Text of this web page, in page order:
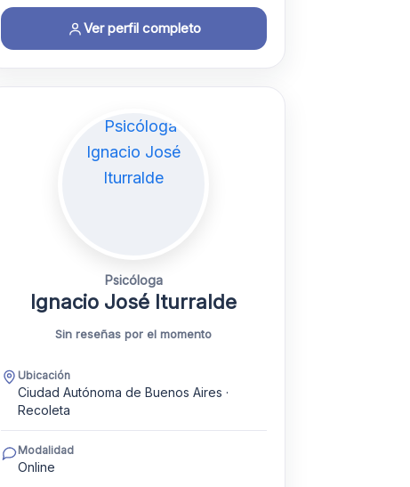
Ver perfil completo
Psicóloga
Ignacio José Iturralde
Sin reseñas por el momento
Ubicación
Ciudad Autónoma de Buenos Aires ·
Recoleta
Modalidad
Online